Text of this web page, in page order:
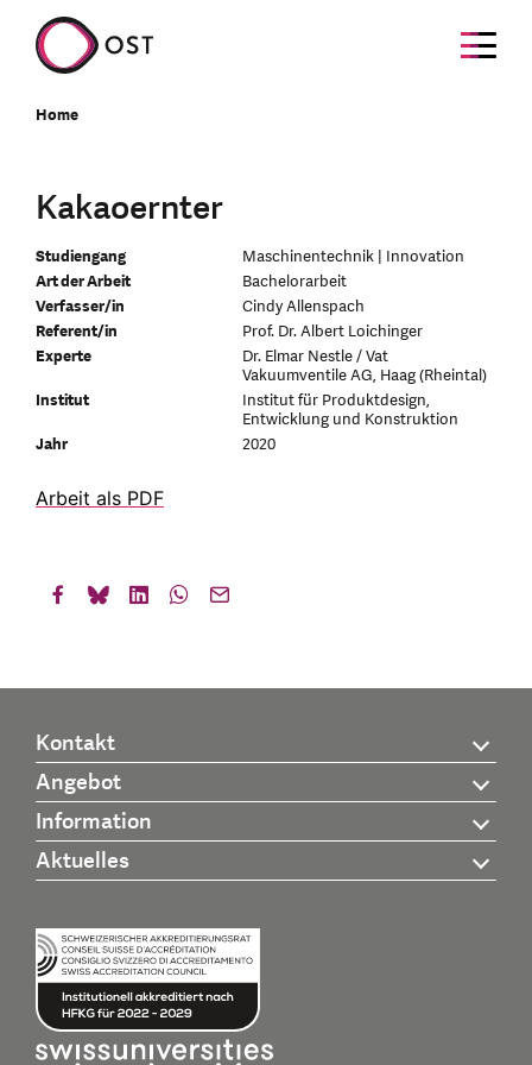
Home
Kakaoernter
Studiengang
Maschinentechnik | Innovation
Art der Arbeit
Bachelorarbeit
Verfasser/in
Cindy Allenspach
Referent/in
Prof. Dr. Albert Loichinger
Experte
Dr. Elmar Nestle / Vat
Vakuumventile AG, Haag (Rheintal)
Institut
Institut für Produktdesign,
Entwicklung und Konstruktion
Jahr
2020
Arbeit als PDF
Kontakt
Angebot
Information
Aktuelles